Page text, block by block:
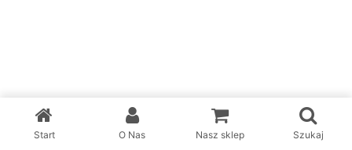
Start O Nas Nasz sklep Szukaj